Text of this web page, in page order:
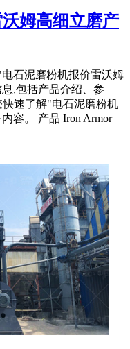
姆高细立磨产
石泥磨粉机报价雷沃姆
,包括产品介绍、参
速了解"电石泥磨粉机
容。 产品 Iron Armor